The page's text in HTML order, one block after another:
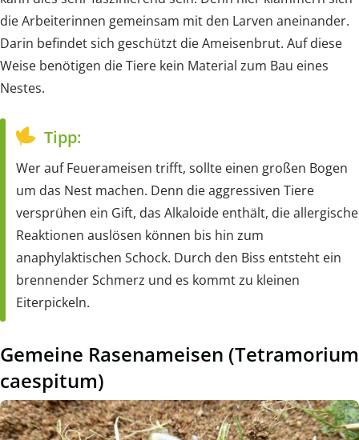
die Arbeiterinnen gemeinsam mit den Larven aneinander.
Darin befindet sich geschützt die Ameisenbrut. Auf diese
Weise benötigen die Tiere kein Material zum Bau eines
Nestes.
Tipp:
Wer auf Feuerameisen trifft, sollte einen großen Bogen
um das Nest machen. Denn die aggressiven Tiere
versprühen ein Gift, das Alkaloide enthält, die allergische
Reaktionen auslösen können bis hin zum
anaphylaktischen Schock. Durch den Biss entsteht ein
brennender Schmerz und es kommt zu kleinen
Eiterpickeln.
Gemeine Rasenameisen (Tetramorium
caespitum)